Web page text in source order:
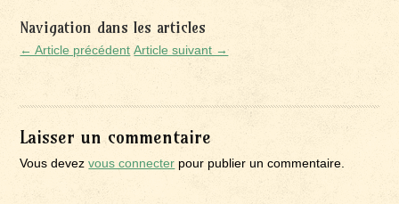
Navigation dans les articles
← Article précédent Article suivant →
Laisser un commentaire
Vous devezvous connecter pour publier un commentaire.